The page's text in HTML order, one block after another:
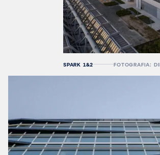
SPARK 1&2 FOTOGRAFIA: